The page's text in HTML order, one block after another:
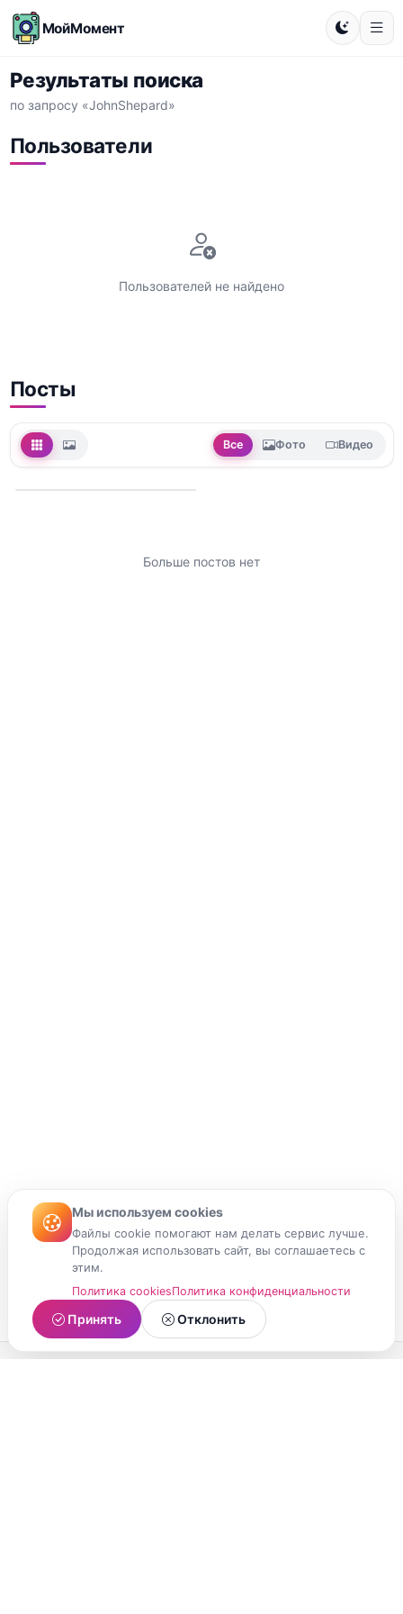
МойМомент
Результаты поиска
по запросу «JohnShepard»
Пользователи
Пользователей не найдено
Посты
Все Фото Видео
Больше постов нет
Мы используем cookies
Файлы cookie помогают нам делать сервис лучше.
Продолжая использовать сайт, вы соглашаетесь с
этим.
Политика cookiesПолитика конфиденциальности
Принять Отклонить